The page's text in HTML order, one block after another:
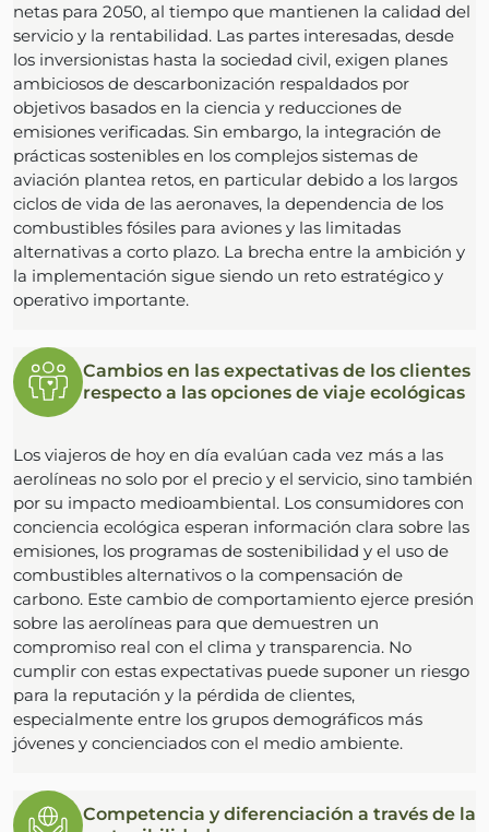
netas para 2050, al tiempo que mantienen la calidad del
servicio y la rentabilidad. Las partes interesadas, desde
los inversionistas hasta la sociedad civil, exigen planes
ambiciosos de descarbonización respaldados por
objetivos basados en la ciencia y reducciones de
emisiones verificadas. Sin embargo, la integración de
prácticas sostenibles en los complejos sistemas de
aviación plantea retos, en particular debido a los largos
ciclos de vida de las aeronaves, la dependencia de los
combustibles fósiles para aviones y las limitadas
alternativas a corto plazo. La brecha entre la ambición y
la implementación sigue siendo un reto estratégico y
operativo importante.
Cambios en las expectativas de los clientes
respecto a las opciones de viaje ecológicas
Los viajeros de hoy en día evalúan cada vez más a las
aerolíneas no solo por el precio y el servicio, sino también
por su impacto medioambiental. Los consumidores con
conciencia ecológica esperan información clara sobre las
emisiones, los programas de sostenibilidad y el uso de
combustibles alternativos o la compensación de
carbono. Este cambio de comportamiento ejerce presión
sobre las aerolíneas para que demuestren un
compromiso real con el clima y transparencia. No
cumplir con estas expectativas puede suponer un riesgo
para la reputación y la pérdida de clientes,
especialmente entre los grupos demográficos más
jóvenes y concienciados con el medio ambiente.
Competencia y diferenciación a través de la